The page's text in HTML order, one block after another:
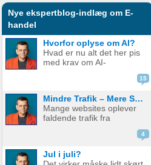
Nye ekspertblog-indlæg om E-
handel
Hvorfor oplyse om AI?
Hvad er nu alt det her pis
med krav om AI-
have det. Spotify vil have
hopper også med på
vognen. Men… hvorfor
egentlig? OK, boomer –
15
Mindre Trafik – Mere Salg
Mange websites oplever
faldende trafik fra
Google. Nogle mistænker
de bare ikke ranker så
4
Jul i juli?